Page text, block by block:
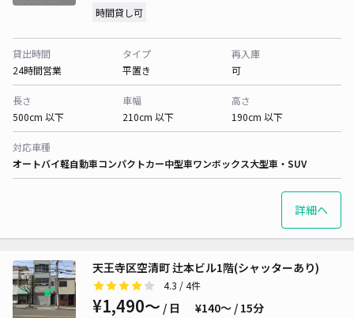
時間貸し可
貸出時間
24時間営業
タイプ
平置き
再入庫
可
長さ
500cm 以下
車幅
210cm 以下
高さ
190cm 以下
対応車種
オートバイ軽自動車コンパクトカー中型車ワンボックス大型車・SUV
詳細へ
天王寺区空清町 辻本ビル1階(シャッターあり)
4.3 / 4件
¥1,490〜 / 日 ¥140〜 / 15分